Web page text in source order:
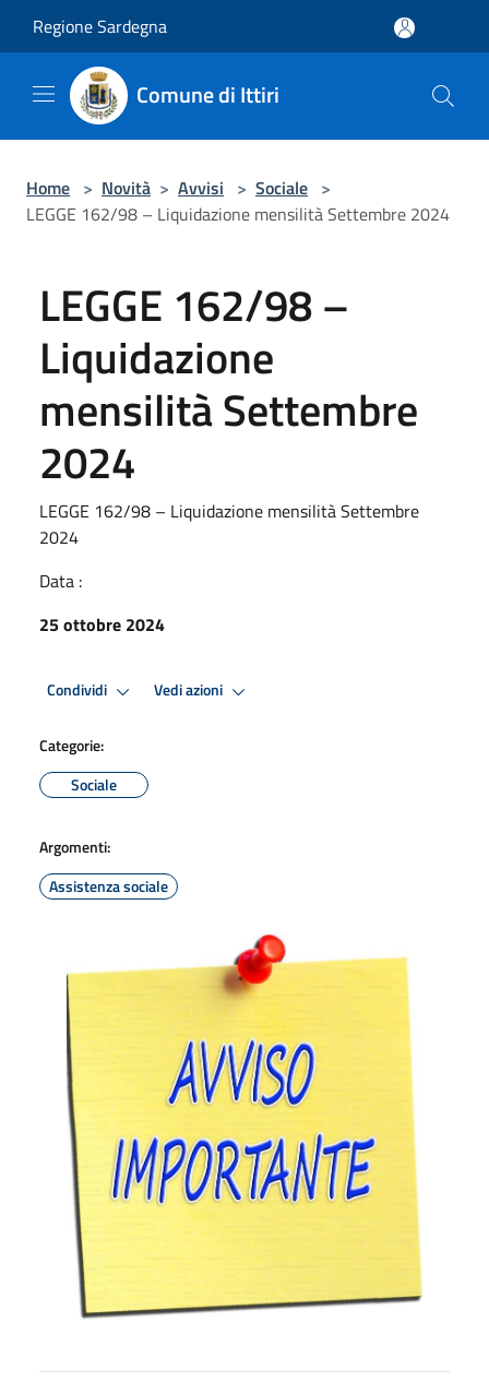
Regione Sardegna
Comune di Ittiri
Home > Novità > Avvisi > Sociale >
LEGGE 162/98 – Liquidazione mensilità Settembre 2024
LEGGE 162/98 –
Liquidazione
mensilità Settembre
2024
LEGGE 162/98 – Liquidazione mensilità Settembre
2024
Data :
25 ottobre 2024
Condividi Vedi azioni
Categorie:
Sociale
Argomenti:
Assistenza sociale